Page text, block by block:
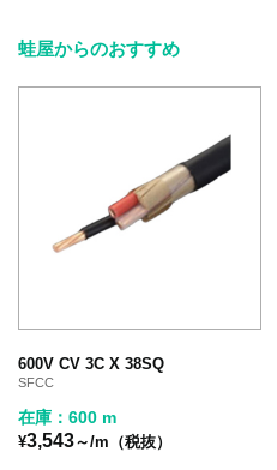
蛙屋からのおすすめ
600V CV 3C X 38SQ
SFCC
在庫：600 m
¥3,543～/m（税抜）